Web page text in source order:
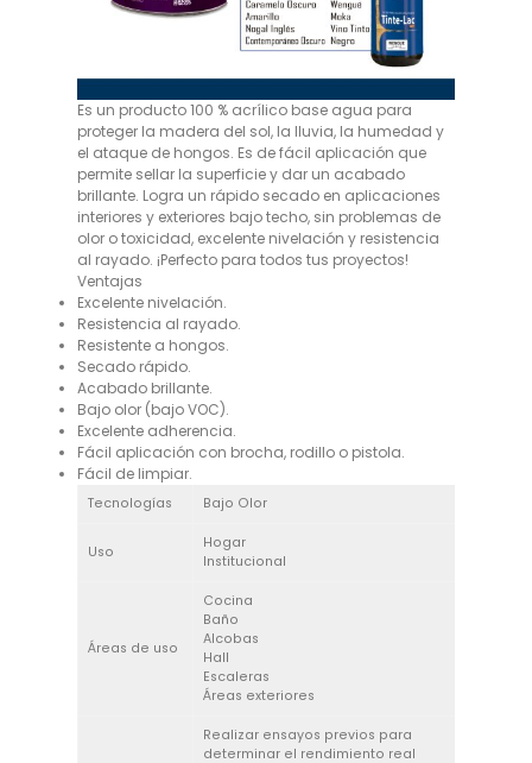
Es un producto 100 % acrílico base agua para
proteger la madera del sol, la lluvia, la humedad y
el ataque de hongos. Es de fácil aplicación que
permite sellar la superficie y dar un acabado
brillante. Logra un rápido secado en aplicaciones
interiores y exteriores bajo techo, sin problemas de
olor o toxicidad, excelente nivelación y resistencia
al rayado. ¡Perfecto para todos tus proyectos!
Ventajas
Excelente nivelación.
Resistencia al rayado.
Resistente a hongos.
Secado rápido.
Acabado brillante.
Bajo olor (bajo VOC).
Excelente adherencia.
Fácil aplicación con brocha, rodillo o pistola.
Fácil de limpiar.
Tecnologías Bajo Olor
Uso
Hogar
Institucional
Áreas de uso
Cocina
Baño
Alcobas
Hall
Escaleras
Áreas exteriores
Realizar ensayos previos para
determinar el rendimiento real